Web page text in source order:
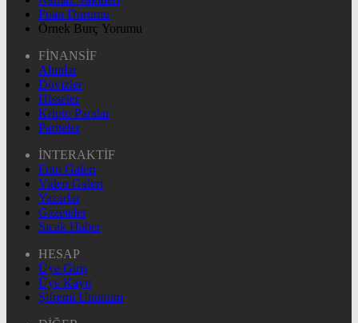
Puan Durumu
Örnek Burç Yorumu
FİNANSİF
Altınlar
Dövizler
Hisseler
Kripto Paralar
Pariteler
İNTERAKTİF
Foto Galeri
Video Galeri
Yazarlar
Gazeteler
Sıcak Haber
HESAP
Üye Giriş
Üye Kayıt
Şifremi Unuttum